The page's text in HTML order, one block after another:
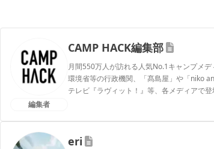
編集者
CAMP HACK編集部
月間550万人が訪れる人気No.1キャンプメ
環境省等の行政機関、「髙島屋」や「niko
テレビ『ラヴィット！』等、各メディアで登
eri